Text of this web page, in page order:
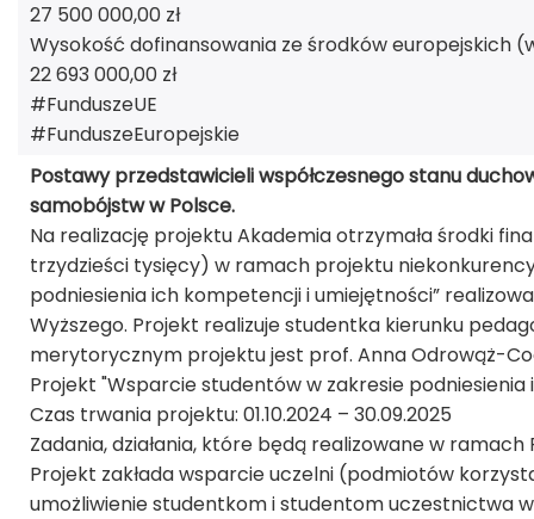
27 500 000,00 zł
Wysokość dofinansowania ze środków europejskich
22 693 000,00 zł
#FunduszeUE
#FunduszeEuropejskie
Postawy przedstawicieli współczesnego stanu
samobójstw w Polsce.
Na realizację projektu Akademia otrzymała środki
trzydzieści tysięcy) w ramach projektu
podniesienia ich kompetencji i umiejętności”
Wyższego. Projekt realizuje studentka kierunku
merytorycznym projektu jest prof. Anna Odrowąż-
Projekt "Wsparcie studentów w zakresie
Czas trwania projektu: 01.10.2024 – 30.09.2025
Zadania, działania, które będą realizowane w ramach
Projekt zakłada wsparcie uczelni (podmiotów
umożliwienie studentkom i studentom uczestnictwa